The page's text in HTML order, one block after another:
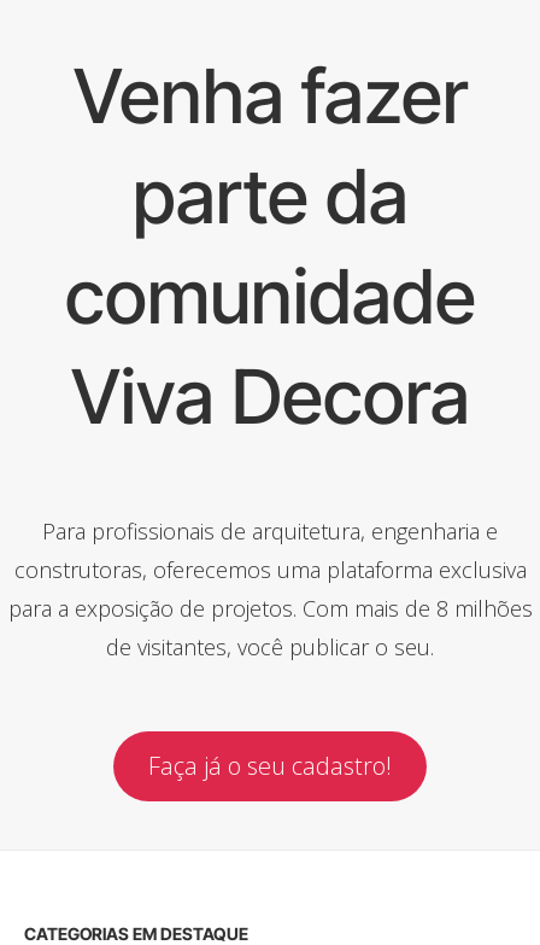
Venha fazer
parte da
comunidade
Viva Decora
Para profissionais de arquitetura, engenharia e
construtoras, oferecemos uma plataforma exclusiva
para a exposição de projetos. Com mais de 8 milhões
de visitantes, você publicar o seu.
Faça já o seu cadastro!
CATEGORIAS EM DESTAQUE